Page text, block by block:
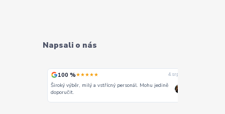
Napsali o nás
100 %★★★★★ 4. srpna
Široký výběr, milý a vstřícný personál. Mohu jedině
doporučit.